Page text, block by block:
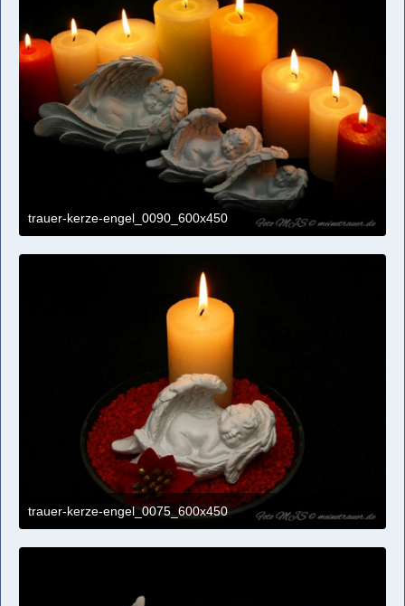
trauer-kerze-engel_0090_600x450
4. April 2021 um 11:09
trauer-kerze-engel_0075_600x450
4. April 2021 um 11:09